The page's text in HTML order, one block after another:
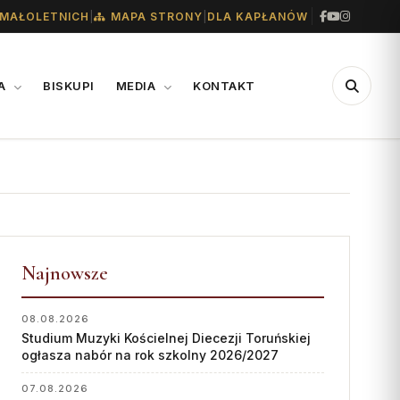
MAPA STRONY DLA KAPŁANÓW
BISKUPI MEDIA KONTAKT
MEDIALNE
Biuro
Współpraca
„GŁOS Z TORUNIA"
Redakcja
Archiwum
Ofiary na seminarium
Najnowsze
08.08.2026
Studium Muzyki Kościelnej Diecezji Toruńskiej
ogłasza nabór na rok szkolny 2026/2027
07.08.2026